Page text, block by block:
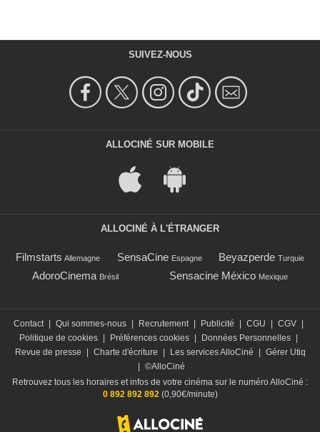
SUIVEZ-NOUS
ALLOCINÉ SUR MOBILE
ALLOCINÉ À L'ÉTRANGER
Filmstarts Allemagne SensaCine Espagne Beyazperde Turquie
AdoroCinema Brésil Sensacine México Mexique
Contact | Qui sommes-nous | Recrutement | Publicité | CGU | CGV |
Politique de cookies | Préférences cookies | Données Personnelles |
Revue de presse
| Charte d'écriture | Les services AlloCiné | Gérer Utiq
| ©AlloCiné
Retrouvez tous les horaires et infos de votre cinéma sur le numéro AlloCiné :
0 892 892 892 (0,90€/minute)